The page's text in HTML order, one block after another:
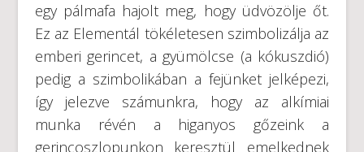
egy pálmafa hajolt meg, hogy üdvözölje őt.
Ez az Elementál tökéletesen szimbolizálja az
emberi gerincet, a gyümölcse (a kókuszdió)
pedig a szimbolikában a fejünket jelképezi,
így jelezve számunkra, hogy az alkímiai
munka révén a higanyos gőzeink a
gerincoszlopunkon keresztül emelkednek